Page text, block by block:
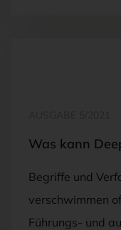
Was kann
Begriffe und
verschwimmen
Führungs- und